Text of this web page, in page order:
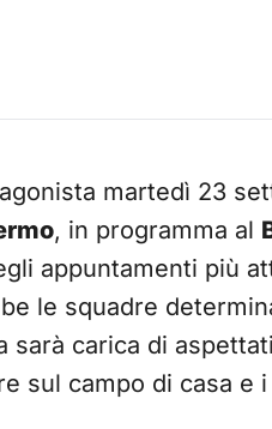
martedì 23
, in programma al
appuntamenti più
le squadre
sarà carica di
sul campo di casa e